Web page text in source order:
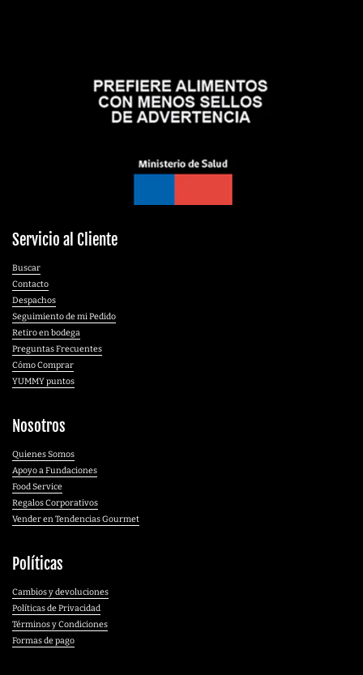
Servicio al Cliente
Buscar
Contacto
Despachos
Seguimiento de mi Pedido
Retiro en bodega
Preguntas Frecuentes
Cómo Comprar
YUMMY puntos
Nosotros
Quienes Somos
Apoyo a Fundaciones
Food Service
Regalos Corporativos
Vender en Tendencias Gourmet
Políticas
Cambios y devoluciones
Políticas de Privacidad
Términos y Condiciones
Formas de pago